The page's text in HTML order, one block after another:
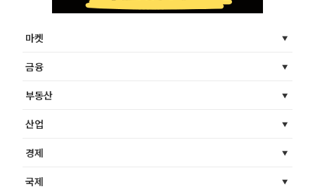
마켓
금융
부동산
산업
경제
국제